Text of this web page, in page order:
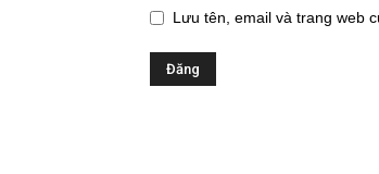
Lưu tên, email và trang web